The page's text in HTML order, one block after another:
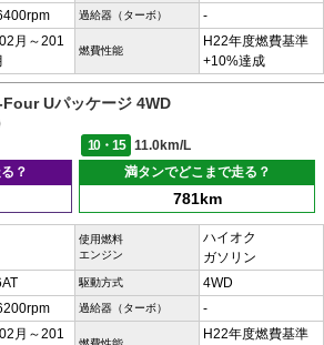
過給器（ターボ） -
月～201
燃費性能
H22年度燃費基準
+10%達成
Uパッケージ 4WD
10・15
11.0km/L
？
満タンでどこまで走る？
781km
使用燃料
エンジン
ハイオク
ガソリン
駆動方式 4WD
過給器（ターボ） -
月～201
H22年度燃費基準